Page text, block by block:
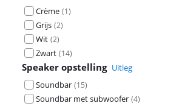
Crème (1)
Grijs (2)
Wit (2)
Zwart (14)
Speaker opstelling Uitleg
Soundbar (15)
Soundbar met subwoofer (4)